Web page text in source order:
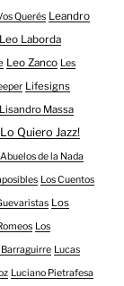
Querés Leandro
Leo Laborda
Leo Zanco Les
Lifesigns
Lisandro Massa
Lo Quiero Jazz!
de la Nada
Los Cuentos
Los
Los
Barraguirre Lucas
Luciano Pietrafesa